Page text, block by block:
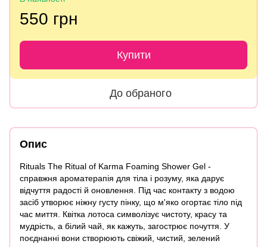
550 грн
Купити
До обраного
Опис
Rituals The Ritual of Karma Foaming Shower Gel -
справжня ароматерапія для тіла і розуму, яка дарує
відчуття радості й оновлення. Під час контакту з водою
засіб утворює ніжну густу пінку, що м'яко огортає тіло під
час миття. Квітка лотоса символізує чистоту, красу та
мудрість, а білий чай, як кажуть, загострює почуття. У
поєднанні вони створюють свіжий, чистий, зелений